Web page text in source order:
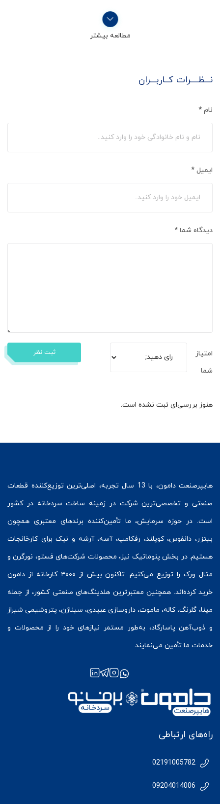
مطالعه بیشتر
نـــظــــرات کــاربـــران
نام *
ایمیل *
دیدگاه شما *
امتیاز
شما
ثبت نظر
هنوز بررسی‌ای ثبت نشده است.
هایپرصنعت
دامون، با 13 سال تجربه، اصلی‌ترین توزیع‌کننده قطعات
صنعتی و تخصصی‌ترین شرکت در زمینه ساخت سردخانه در کشور
است. در حوزه سرمایش، ما تأمین‌کننده برندهای معتبری همچون
بیتزر، دانفوس،کوپلند، رفکامپ، آسه، آرشه و نیک برای کارخانجات
هستیم. در بخش پنوماتیک نیز، محصولات شرکت‌های فستو، نورگرن و
متال ورک
را توزیع می‌کنیم. تاکنون بیش از ۴۰۰۰ کارخانه از دامون
خرید کرده‌اند. همچنین معتبرترین هلدینگ‌های صنعتی کشور، از جمله
مپنا، گلرنگ، کاله، ماموت، داروسازی عبیدی، سیناژن، پتروشیمی شیراز
و ذوب‌آهن پاسارگاد، به‌طور مستمر نیازهای خود را از محصولات و
خدمات ما تأمین می‌نمایند.
راه‌های ارتباطی
02191005782
09204014006